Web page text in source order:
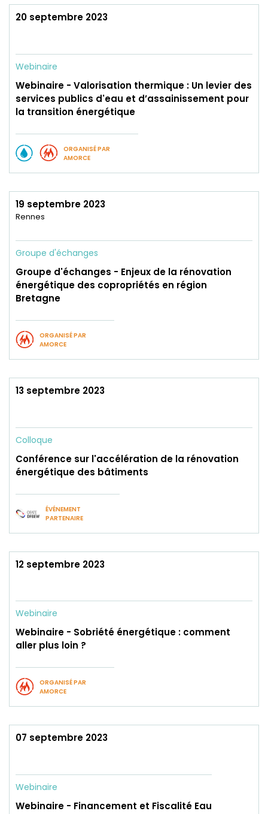
20 septembre 2023
Webinaire
Webinaire - Valorisation thermique : Un levier des
services publics d'eau et d’assainissement pour
la transition énergétique
ORGANISÉ PAR
AMORCE
19 septembre 2023
Rennes
Groupe d'échanges
Groupe d'échanges - Enjeux de la rénovation
énergétique des copropriétés en région
Bretagne
ORGANISÉ PAR
AMORCE
13 septembre 2023
Colloque
Conférence sur l'accélération de la rénovation
énergétique des bâtiments
ÉVÉNEMENT
PARTENAIRE
12 septembre 2023
Webinaire
Webinaire - Sobriété énergétique : comment
aller plus loin ?
ORGANISÉ PAR
AMORCE
07 septembre 2023
Webinaire
Webinaire - Financement et Fiscalité Eau